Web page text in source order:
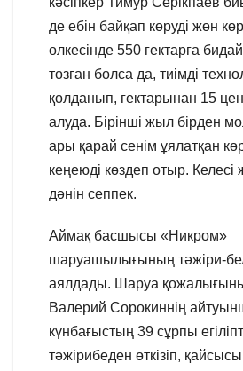
де ебін байқап көруді жөн
өлкесінде 550 гектарға бидай
тозған болса да, тиімді
қолданып, гектарынан 15
алуда. Бірінші жыл бірден
ары қарай сенім ұялатқан
кеңеюді көздеп отыр.
дәнін сеппек.
Аймақ басшысы «Никром»
шаруашылығының тәжіри-
аялдады. Шаруа
Валерий Сорокиннің
күнбағыстың 39 сұрпы
тәжірибеден өткізіп, қайсысы